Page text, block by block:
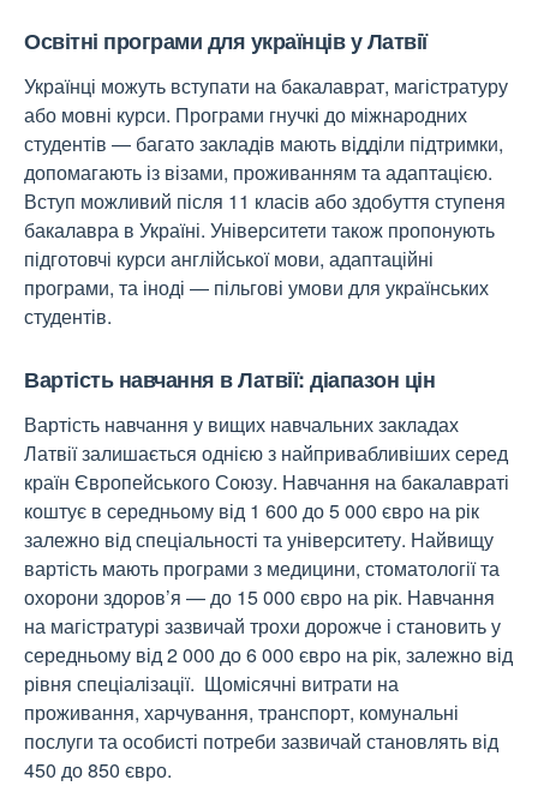
Освітні програми для українців у Латвії
Українці можуть вступати на бакалаврат, магістратуру
або мовні курси. Програми гнучкі до міжнародних
студентів — багато закладів мають відділи підтримки,
допомагають із візами, проживанням та адаптацією.
Вступ можливий після 11 класів або здобуття ступеня
бакалавра в Україні. Університети також пропонують
підготовчі курси англійської мови, адаптаційні
програми, та іноді — пільгові умови для українських
студентів.
Вартість навчання в Латвії: діапазон цін
Вартість навчання у вищих навчальних закладах
Латвії залишається однією з найпривабливіших серед
країн Європейського Союзу. Навчання на бакалавраті
коштує в середньому від 1 600 до 5 000 євро на рік
залежно від спеціальності та університету. Найвищу
вартість мають програми з медицини, стоматології та
охорони здоров’я — до 15 000 євро на рік. Навчання
на магістратурі зазвичай трохи дорожче і становить у
середньому від 2 000 до 6 000 євро на рік, залежно від
рівня спеціалізації. Щомісячні витрати на
проживання, харчування, транспорт, комунальні
послуги та особисті потреби зазвичай становлять від
450 до 850 євро.